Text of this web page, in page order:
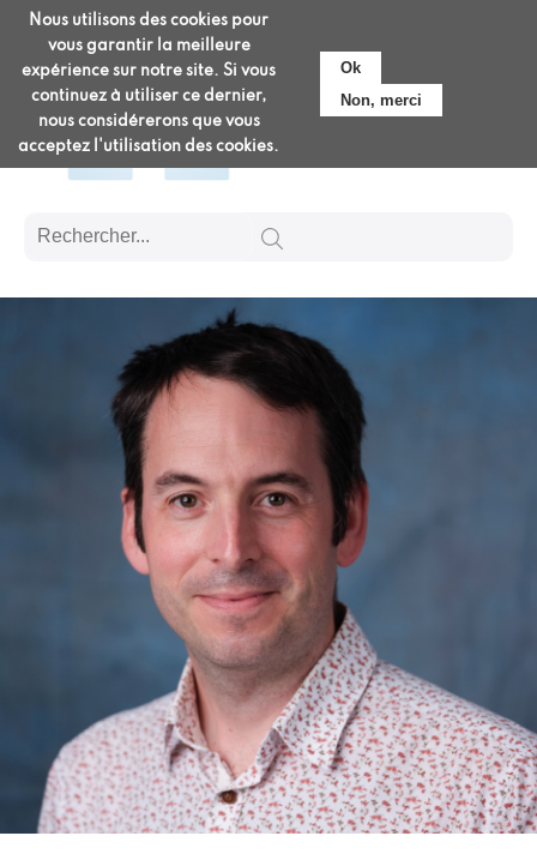
Nous utilisons des cookies pour
vous garantir la meilleure
expérience sur notre site. Si vous
continuez à utiliser ce dernier,
nous considérerons que vous
acceptez l'utilisation des cookies.
Ok
Non, merci
Aller
contenu
Pré-admission